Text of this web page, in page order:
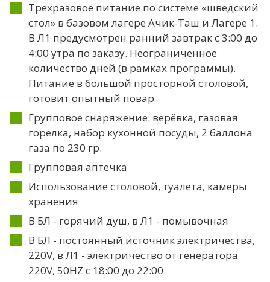
Трехразовое питание по системе «шведский
стол» в базовом лагере Ачик-Таш и Лагере 1.
В Л1 предусмотрен ранний завтрак с 3:00 до
4:00 утра по заказу. Неограниченное
количество дней (в рамках программы).
Питание в большой просторной столовой,
готовит опытный повар
Групповое снаряжение: верёвка, газовая
горелка, набор кухонной посуды, 2 баллона
газа по 230 гр.
Групповая аптечка
Использование столовой, туалета, камеры
хранения
В БЛ - горячий душ, в Л1 - помывочная
В БЛ - постоянный источник электричества,
220V, в Л1 - электричество от генератора
220V, 50HZ с 18:00 до 22:00